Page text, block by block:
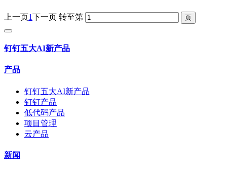
上一页1下一页 转至第
钉钉五大AI新产品
产品
钉钉五大AI新产品
钉钉产品
低代码产品
项目管理
云产品
新闻